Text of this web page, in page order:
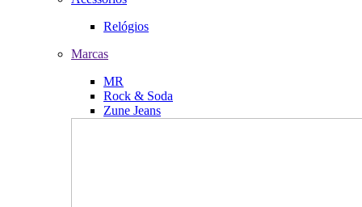
Relógios
Marcas
MR
Rock & Soda
Zune Jeans